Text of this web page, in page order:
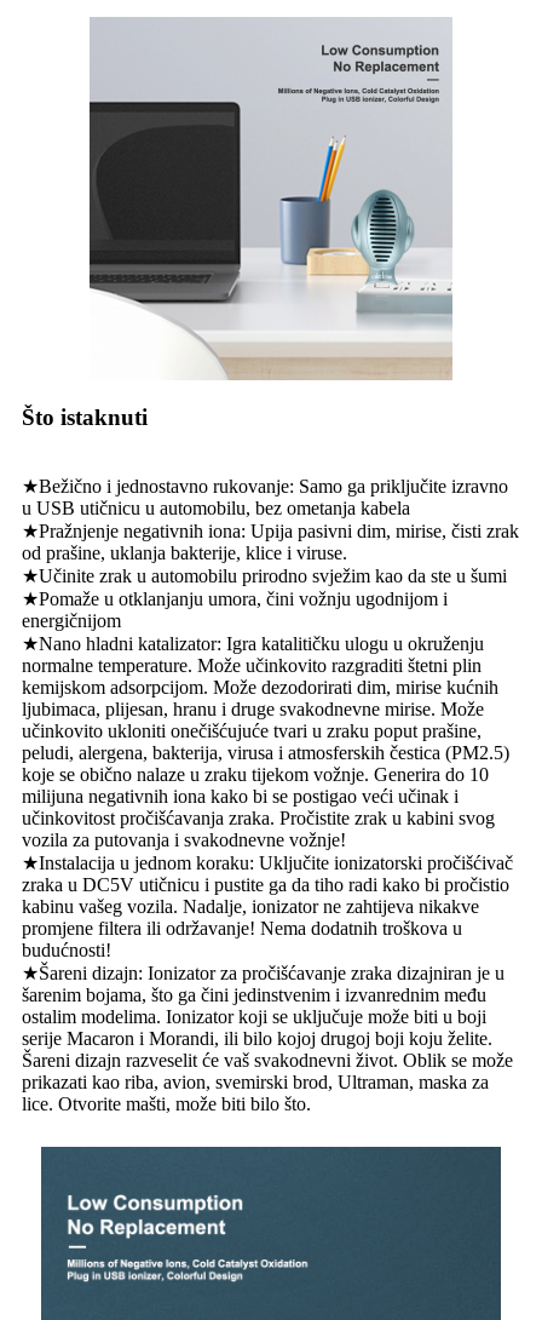
Što istaknuti
★Bežično i jednostavno rukovanje: Samo ga priključite izravno
u USB utičnicu u automobilu, bez ometanja kabela
★Pražnjenje negativnih iona: Upija pasivni dim, mirise, čisti zrak
od prašine, uklanja bakterije, klice i viruse.
★Učinite zrak u automobilu prirodno svježim kao da ste u šumi
★Pomaže u otklanjanju umora, čini vožnju ugodnijom i
energičnijom
★Nano hladni katalizator: Igra katalitičku ulogu u okruženju
normalne temperature. Može učinkovito razgraditi štetni plin
kemijskom adsorpcijom. Može dezodorirati dim, mirise kućnih
ljubimaca, plijesan, hranu i druge svakodnevne mirise. Može
učinkovito ukloniti onečišćujuće tvari u zraku poput prašine,
peludi, alergena, bakterija, virusa i atmosferskih čestica (PM2.5)
koje se obično nalaze u zraku tijekom vožnje. Generira do 10
milijuna negativnih iona kako bi se postigao veći učinak i
učinkovitost pročišćavanja zraka. Pročistite zrak u kabini svog
vozila za putovanja i svakodnevne vožnje!
★Instalacija u jednom koraku: Uključite ionizatorski pročišćivač
zraka u DC5V utičnicu i pustite ga da tiho radi kako bi pročistio
kabinu vašeg vozila. Nadalje, ionizator ne zahtijeva nikakve
promjene filtera ili održavanje! Nema dodatnih troškova u
budućnosti!
★Šareni dizajn: Ionizator za pročišćavanje zraka dizajniran je u
šarenim bojama, što ga čini jedinstvenim i izvanrednim među
ostalim modelima. Ionizator koji se uključuje može biti u boji
serije Macaron i Morandi, ili bilo kojoj drugoj boji koju želite.
Šareni dizajn razveselit će vaš svakodnevni život. Oblik se može
prikazati kao riba, avion, svemirski brod, Ultraman, maska ​​za
lice. Otvorite mašti, može biti bilo što.